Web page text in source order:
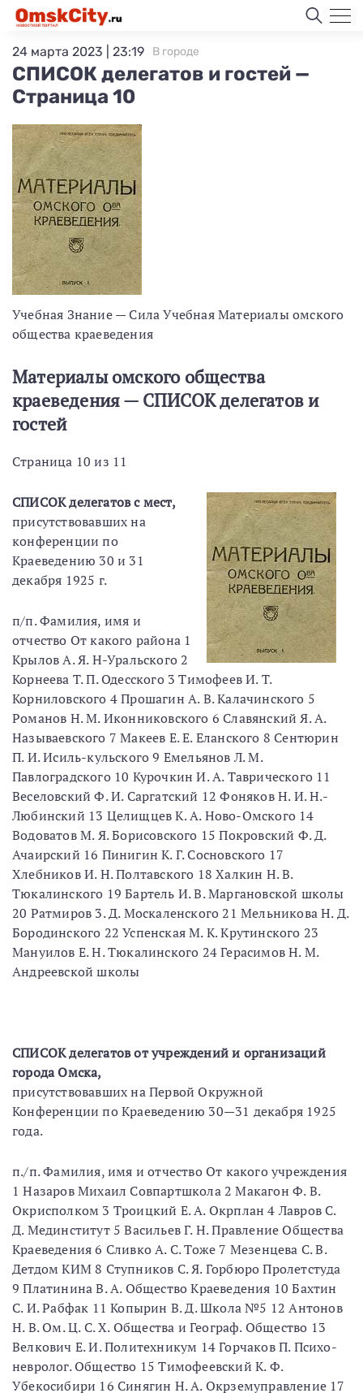
СПИСОК делегатов и гостей —
Страница 10
24 марта 2023 | 23:19 В городе
Учебная Знание — Сила Учебная Материалы омского
общества краеведения
Материалы омского общества
краеведения — СПИСОК делегатов и
гостей
Страница 10 из 11
СПИСОК делегатов с мест,
присутствовавших на
конференции по
Краеведению 30 и 31
декабря 1925 г.
п/п. Фамилия, имя и
отчество От какого района 1
Крылов А. Я. Н-Уральского 2
Корнеева Т. П. Одесского 3 Тимофеев И. Т.
Корниловского 4 Прошагин А. В. Калачинского 5
Романов Н. М. Иконниковского 6 Славянский Я. А.
Называевского 7 Макеев Е. Е. Еланского 8 Сентюрин
П. И. Исиль-кульского 9 Емельянов Л. М.
Павлоградского 10 Курочкин И. А. Таврического 11
Веселовский Ф. И. Саргатский 12 Фоняков Н. И. Н.-
Любинский 13 Целищцев К. А. Ново-Омского 14
Водоватов М. Я. Борисовского 15 Покровский Ф. Д.
Ачаирский 16 Пинигин К. Г. Сосновского 17
Хлебников И. Н. Полтавского 18 Халкин Н. В.
Тюкалинского 19 Бартель И. В. Маргановской школы
20 Ратмиров 3. Д. Москаленского 21 Мельникова Н. Д.
Бородинского 22 Успенская М. К. Крутинского 23
Мануилов Е. Н. Тюкалинского 24 Герасимов Н. М.
Андреевской школы
СПИСОКделегатов от учреждений и организаций
города Омска,
присутствовавших на Первой Окружной
Конференции по Краеведению 30—31 декабря 1925
года.
п./п. Фамилия, имя и отчество От какого учреждения
1 Назаров Михаил Совпартшкола 2 Макагон Ф. В.
Окрисполком 3 Троицкий Е. А. Окрплан 4 Лавров С.
Д. Мединститут 5 Васильев Г. Н. Правление Общества
Краеведения 6 Сливко А. С. Тоже 7 Мезенцева С. В.
Детдом КИМ 8 Ступников С. Я. Горбюро Пролетстуда
9 Платинина В. А. Общество Краеведения 10 Бахтин
С. И. Рабфак 11 Копырин В. Д. Школа №5 12 Антонов
Н. В. Ом. Ц. С. X. Общества и Географ. Общество 13
Велкович Е. И. Политехникум 14 Горчаков П. Психо-
невролог. Общество 15 Тимофеевский К. Ф.
Убекосибири 16 Синягин Н. А. Окрземуправление 17